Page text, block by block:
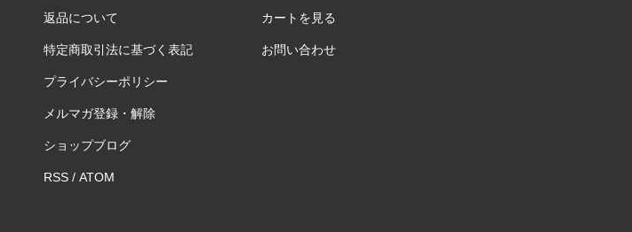
返品について
特定商取引法に基づく表記
プライバシーポリシー
メルマガ登録・解除
ショップブログ
RSS/ ATOM
カートを見る
お問い合わせ